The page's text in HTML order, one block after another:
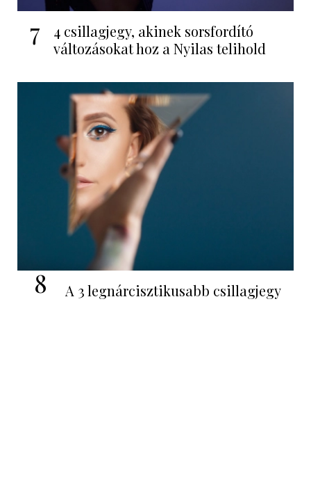
7
4 csillagjegy, akinek sorsfordító
változásokat hoz a Nyilas telihold
8 A 3 legnárcisztikusabb csillagjegy